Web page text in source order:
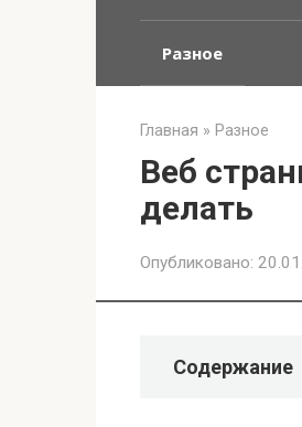
Разное
Главная » Разное
Веб
делать
Опубликовано:
Содержание